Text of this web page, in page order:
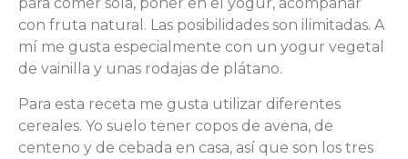
con fruta natural. Las posibilidades son ilimitadas. A
mí me gusta especialmente con un yogur vegetal
de vainilla y unas rodajas de plátano.
Para esta receta me gusta utilizar diferentes
cereales. Yo suelo tener copos de avena, de
centeno y de cebada en casa, así que son los tres